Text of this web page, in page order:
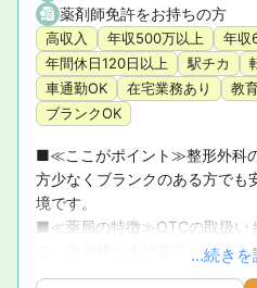
薬剤師免許をお持ちの方
高収入 年収500万以上
年収
年間休日120日以上
駅チカ
車通勤OK
在宅業務あり 教
ブランクOK
■≪ここがポイント≫整形外科
方少なくブランクのある方でも
境です。
■≪薬局の特徴≫OTCの取扱い
で、患者様の生活背景から健康
で、やりがいも感じられます。
...続きを